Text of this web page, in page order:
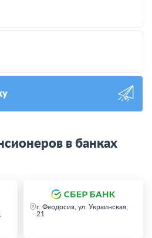
в банках
г. Феодосия, ул. Украинская,
21